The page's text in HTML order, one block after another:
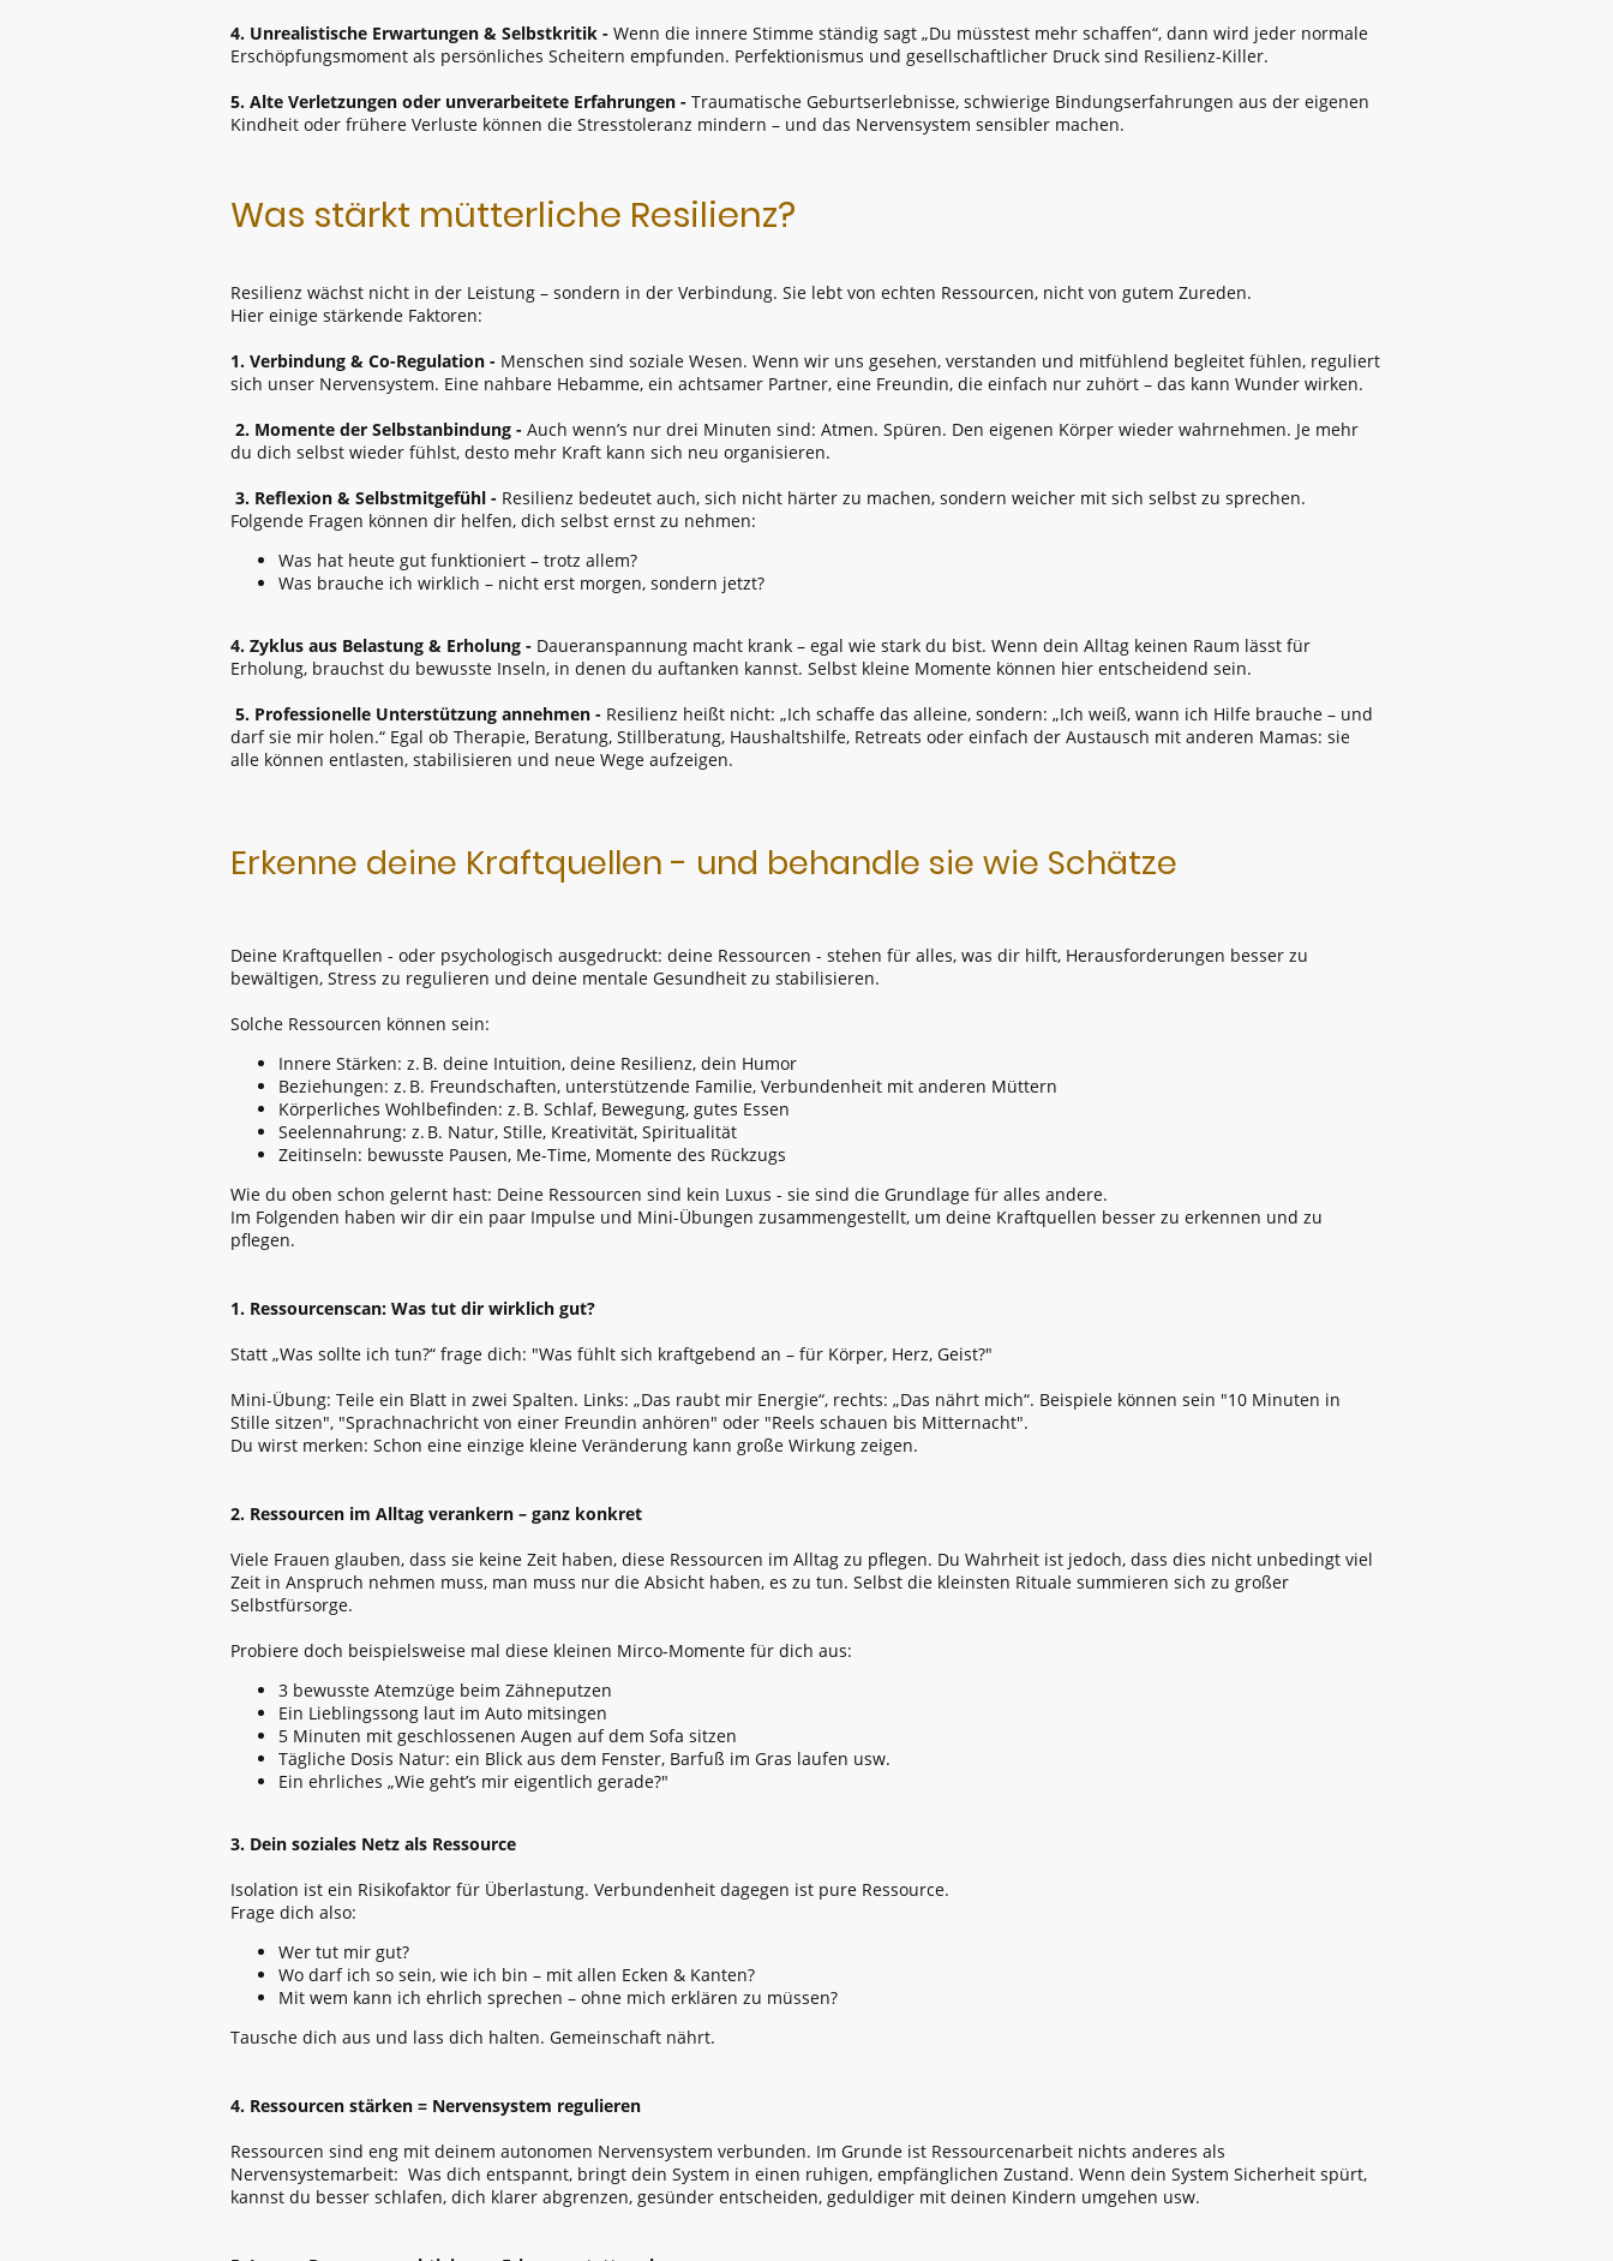
4. Unrealistische Erwartungen & Selbstkritik - Wenn die innere Stimme ständig sagt „Du müsstest mehr schaffen“, dann wird jeder normale
Erschöpfungsmoment als persönliches Scheitern empfunden. Perfektionismus und gesellschaftlicher Druck sind Resilienz-Killer.
5. Alte Verletzungen oder unverarbeitete Erfahrungen - Traumatische Geburtserlebnisse, schwierige Bindungserfahrungen aus der eigenen
Kindheit oder frühere Verluste können die Stresstoleranz mindern – und das Nervensystem sensibler machen.
Was stärkt mütterliche Resilienz?
Resilienz wächst nicht in der Leistung – sondern in der Verbindung. Sie lebt von echten Ressourcen, nicht von gutem Zureden.
Hier einige stärkende Faktoren:
1. Verbindung & Co-Regulation - Menschen sind soziale Wesen. Wenn wir uns gesehen, verstanden und mitfühlend begleitet fühlen, reguliert
sich unser Nervensystem. Eine nahbare Hebamme, ein achtsamer Partner, eine Freundin, die einfach nur zuhört – das kann Wunder wirken.
2. Momente der Selbstanbindung - Auch wenn’s nur drei Minuten sind: Atmen. Spüren. Den eigenen Körper wieder wahrnehmen. Je mehr
du dich selbst wieder fühlst, desto mehr Kraft kann sich neu organisieren.
3. Reflexion & Selbstmitgefühl - Resilienz bedeutet auch, sich nicht härter zu machen, sondern weicher mit sich selbst zu sprechen.
Folgende Fragen können dir helfen, dich selbst ernst zu nehmen:
Was hat heute gut funktioniert – trotz allem?
Was brauche ich wirklich – nicht erst morgen, sondern jetzt?
4. Zyklus aus Belastung & Erholung - Daueranspannung macht krank – egal wie stark du bist. Wenn dein Alltag keinen Raum lässt für
Erholung, brauchst du bewusste Inseln, in denen du auftanken kannst. Selbst kleine Momente können hier entscheidend sein.
5. Professionelle Unterstützung annehmen - Resilienz heißt nicht: „Ich schaffe das alleine, sondern: „Ich weiß, wann ich Hilfe brauche – und
darf sie mir holen.“ Egal ob Therapie, Beratung, Stillberatung, Haushaltshilfe, Retreats oder einfach der Austausch mit anderen Mamas: sie
alle können entlasten, stabilisieren und neue Wege aufzeigen.
Erkenne deine Kraftquellen - und behandle sie wie Schätze
Deine Kraftquellen - oder psychologisch ausgedruckt: deine Ressourcen - stehen für alles, was dir hilft, Herausforderungen besser zu
bewältigen, Stress zu regulieren und deine mentale Gesundheit zu stabilisieren.
Solche Ressourcen können sein:
Innere Stärken: z. B. deine Intuition, deine Resilienz, dein Humor
Beziehungen: z. B. Freundschaften, unterstützende Familie, Verbundenheit mit anderen Müttern
Körperliches Wohlbefinden: z. B. Schlaf, Bewegung, gutes Essen
Seelennahrung: z. B. Natur, Stille, Kreativität, Spiritualität
Zeitinseln: bewusste Pausen, Me-Time, Momente des Rückzugs
Wie du oben schon gelernt hast: Deine Ressourcen sind kein Luxus - sie sind die Grundlage für alles andere.
Im Folgenden haben wir dir ein paar Impulse und Mini-Übungen zusammengestellt, um deine Kraftquellen besser zu erkennen und zu
pflegen.
1. Ressourcenscan: Was tut dir wirklich gut?
Statt „Was sollte ich tun?“ frage dich: "Was fühlt sich kraftgebend an – für Körper, Herz, Geist?"
Mini-Übung: Teile ein Blatt in zwei Spalten. Links: „Das raubt mir Energie“, rechts: „Das nährt mich“. Beispiele können sein "10 Minuten in
Stille sitzen", "Sprachnachricht von einer Freundin anhören" oder "Reels schauen bis Mitternacht".
Du wirst merken: Schon eine einzige kleine Veränderung kann große Wirkung zeigen.
2. Ressourcen im Alltag verankern – ganz konkret
Viele Frauen glauben, dass sie keine Zeit haben, diese Ressourcen im Alltag zu pflegen. Du Wahrheit ist jedoch, dass dies nicht unbedingt viel
Zeit in Anspruch nehmen muss, man muss nur die Absicht haben, es zu tun. Selbst die kleinsten Rituale summieren sich zu großer
Selbstfürsorge.
Probiere doch beispielsweise mal diese kleinen Mirco-Momente für dich aus:
3 bewusste Atemzüge beim Zähneputzen
Ein Lieblingssong laut im Auto mitsingen
5 Minuten mit geschlossenen Augen auf dem Sofa sitzen
Tägliche Dosis Natur: ein Blick aus dem Fenster, Barfuß im Gras laufen usw.
Ein ehrliches „Wie geht’s mir eigentlich gerade?"
3. Dein soziales Netz als Ressource
Isolation ist ein Risikofaktor für Überlastung. Verbundenheit dagegen ist pure Ressource.
Frage dich also:
Wer tut mir gut?
Wo darf ich so sein, wie ich bin – mit allen Ecken & Kanten?
Mit wem kann ich ehrlich sprechen – ohne mich erklären zu müssen?
Tausche dich aus und lass dich halten. Gemeinschaft nährt.
4. Ressourcen stärken = Nervensystem regulieren
Ressourcen sind eng mit deinem autonomen Nervensystem verbunden. Im Grunde ist Ressourcenarbeit nichts anderes als
Nervensystemarbeit: Was dich entspannt, bringt dein System in einen ruhigen, empfänglichen Zustand. Wenn dein System Sicherheit spürt,
kannst du besser schlafen, dich klarer abgrenzen, gesünder entscheiden, geduldiger mit deinen Kindern umgehen usw.